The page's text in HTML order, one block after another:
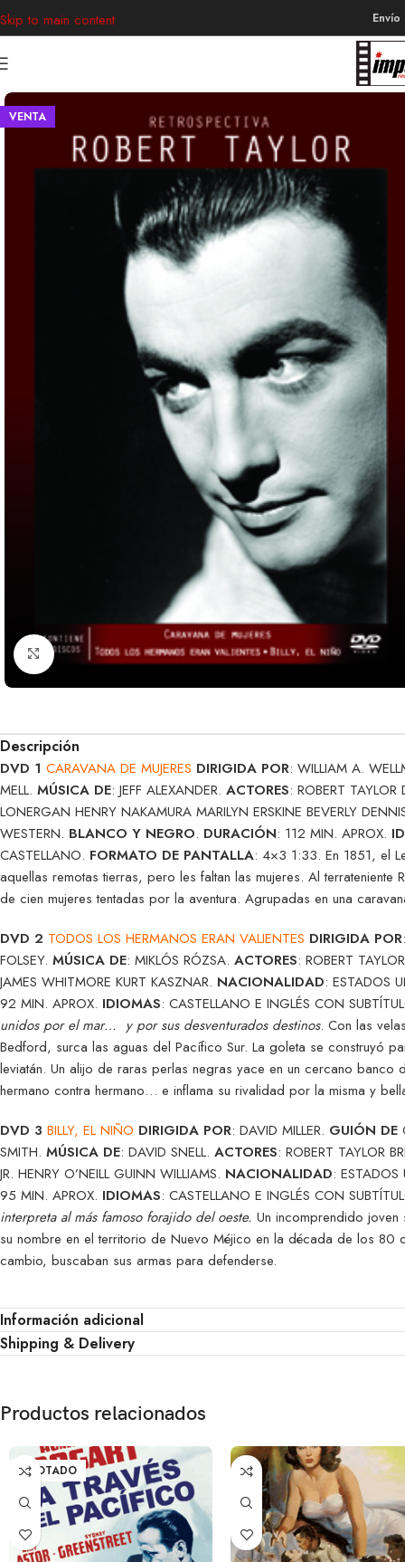
Skip to main content
VENTA
Clic para ampliar
Descripción
DVD 1 CARAVANA DE MUJERES DIRIGIDA POR: WILLIAM A.
MELL. MÚSICA DE: JEFF ALEXANDER. ACTORES: ROBERT TAYLOR
LONERGAN HENRY NAKAMURA MARILYN ERSKINE BEVERLY
WESTERN. BLANCO Y NEGRO. DURACIÓN: 112 MIN. APROX.
CASTELLANO. FORMATO DE PANTALLA: 4×3 1:33. En 1851, el
aquellas remotas tierras, pero les faltan las mujeres. Al
de cien mujeres tentadas por la aventura. Agrupadas en una
DVD 2 TODOS LOS HERMANOS ERAN VALIENTES DIRIGIDA POR
FOLSEY. MÚSICA DE: MIKLÓS RÓZSA. ACTORES: ROBERT
JAMES WHITMORE KURT KASZNAR. NACIONALIDAD: ESTADOS
92 MIN. APROX. IDIOMAS: CASTELLANO E INGLÉS CON
unidos por el mar… y por sus desventurados destinos. Con las
Bedford, surca las aguas del Pacífico Sur. La goleta se construyó
leviatán. Un alijo de raras perlas negras yace en un cercano
hermano contra hermano… e inflama su rivalidad por la misma y
DVD 3 BILLY, EL NIÑO DIRIGIDA POR: DAVID MILLER. GUIÓN DE
SMITH. MÚSICA DE: DAVID SNELL. ACTORES: ROBERT TAYLOR
JR. HENRY O’NEILL GUINN WILLIAMS. NACIONALIDAD:
95 MIN. APROX. IDIOMAS: CASTELLANO E INGLÉS CON
interpreta al más famoso forajido del oeste. Un incomprendido
su nombre en el territorio de Nuevo Méjico en la década de los
cambio, buscaban sus armas para defenderse.
Información adicional
Shipping & Delivery
Productos relacionados
AGOTADO